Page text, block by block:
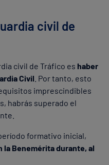
civil de
civil de Tráfico es haber
Civil . Por tanto, esto
imprescindibles
habrás superado el
formativo inicial,
la Benemérita durante, al